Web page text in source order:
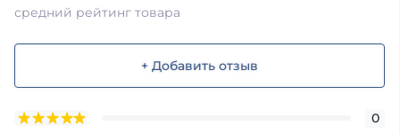
средний рейтинг товара
+ Добавить отзыв
0